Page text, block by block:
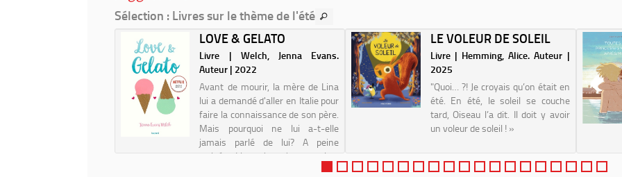
Les
nuits
Thomas
Flahaut
Sélection : Livres sur le thème de l'été
LOVE & GELATO
Livre | Welch, Jenna Evans.
Auteur | 2022
Avant de mourir, la mère de Lina
lui a demandé d'aller en Italie pour
faire la connaissance de son père.
Mais pourquoi ne lui a-t-elle
jamais parlé de lui? A peine
arrivée, Lina n'a qu'une envie :
rentrer le plus vite possible aux...
LE VOLEUR DE SOLEIL
Livre | Hemming, Alice. Auteur |
2025
"Quoi… ?! Je croyais qu’on était en
été. En été, le soleil se couche
tard, Oiseau l’a dit. Il doit y avoir
un voleur de soleil ! »